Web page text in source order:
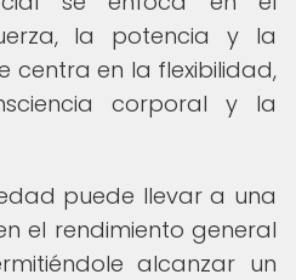
la potencia y la
centra en la flexibilidad,
corporal y la
puede llevar a una
el rendimiento general
alcanzar un